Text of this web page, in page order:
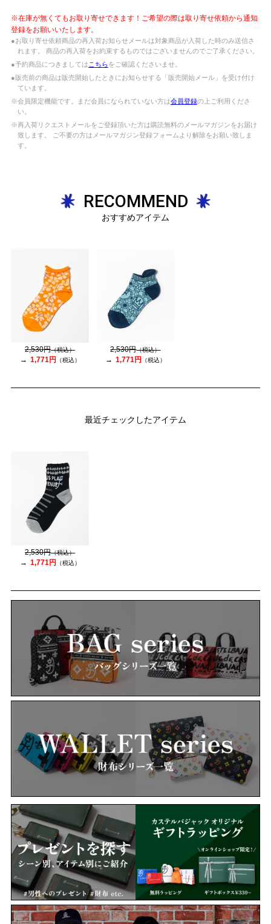
※在庫が無くてもお取り寄せできます！ご希望の際は取り寄せ依頼から通知
登録をお願いいたします。
●お取り寄せ依頼商品の再入荷お知らせメールは対象商品が入荷した時のみ送信さ
れます。 商品の再入荷をお約束するものではございませんのでご了承ください。
●予約商品につきましては こちらをご確認くださいませ。
●販売前の商品は販売開始したときにお知らせする「販売開始メール」を受け付け
ています。
※会員限定機能です。まだ会員になられていない方は会員登録の上ご利用くださ
い。
※再入荷リクエストメールをご登録頂いた方は購読無料のメールマガジンをお届け
致します。 ご不要の方はメールマガジン登録フォームより解除をお願い致しま
す。
RECOMMEND
おすすめアイテム
2,530円（税込）
1,771円 （税込）
2,530円（税込）
1,771円 （税込）
最近チェックしたアイテム
2,530円（税込）
1,771円 （税込）